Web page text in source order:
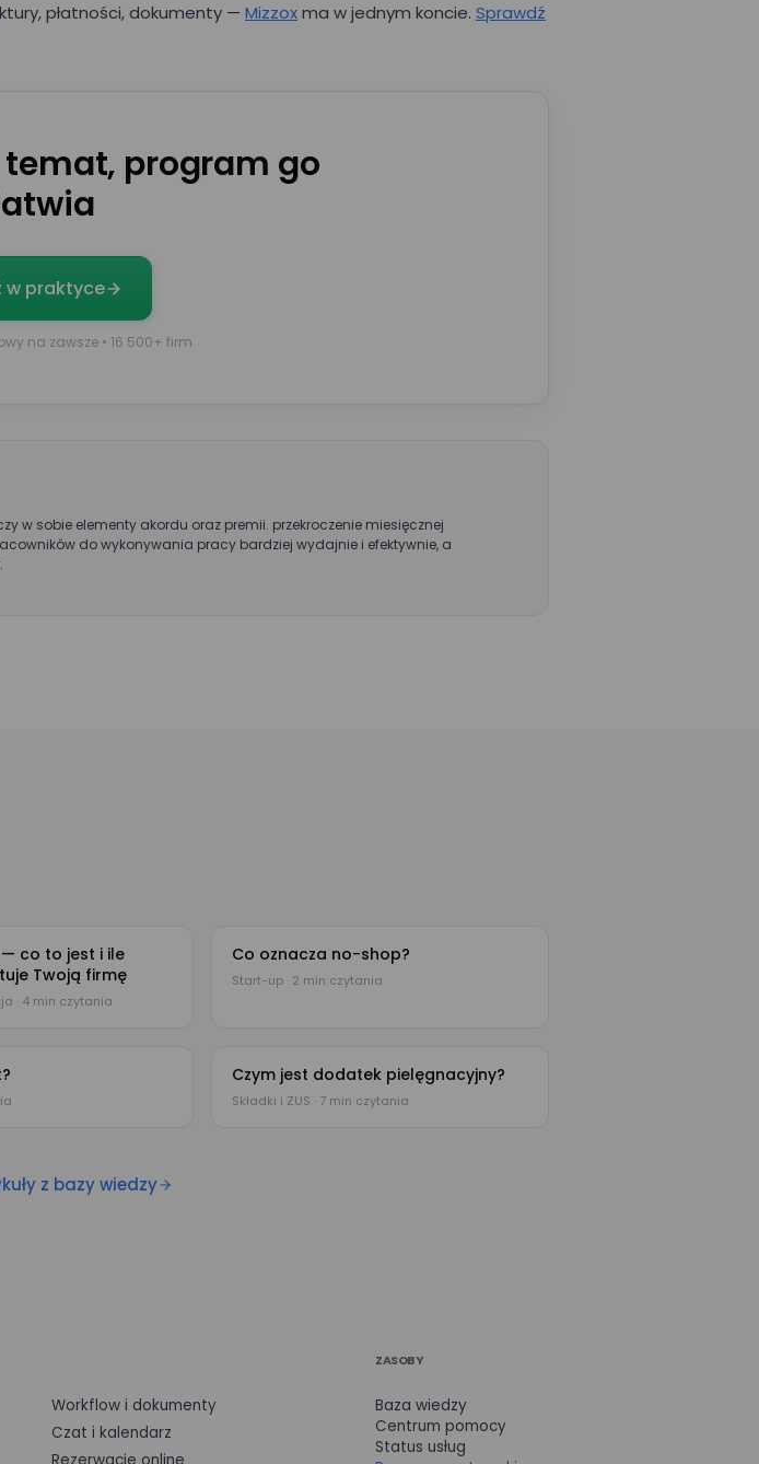
płatności, dokumenty — Mizzoxma w jednym koncie. Sprawdź
temat, program go
w praktyce
na zawsze • 16 500+ firm
w sobie elementy akordu oraz premii. przekroczenie miesięcznej
do wykonywania pracy bardziej wydajnie i efektywnie, a
co to jest i ile
Twoją firmę
· 4 min czytania
Co oznacza no-shop?
Start-up · 2 min czytania
Czym jest dodatek pielęgnacyjny?
Składki i ZUS · 7 min czytania
z bazy wiedzy
Nr telefonu
spotkania lub przeprowadzenia prezentacji
chwili cofnięta poprzez kontakt z administratorem
Workflow i dokumenty
Czat i kalendarz
ZASOBY
Baza wiedzy
Centrum pomocy
Status usług